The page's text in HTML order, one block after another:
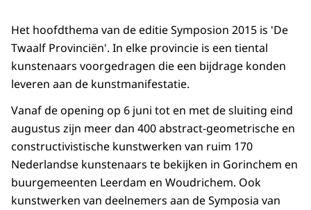
Het hoofdthema van de editie Symposion 2015 is 'De
Twaalf Provinciën'. In elke provincie is een tiental
kunstenaars voorgedragen die een bijdrage konden
leveren aan de kunstmanifestatie.
Vanaf de opening op 6 juni tot en met de sluiting eind
augustus zijn meer dan 400 abstract-geometrische en
constructivistische kunstwerken van ruim 170
Nederlandse kunstenaars te bekijken in Gorinchem en
buurgemeenten Leerdam en Woudrichem. Ook
kunstwerken van deelnemers aan de Symposia van